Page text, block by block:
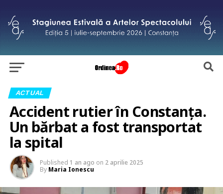
ACTUAL
Accident rutier în Constanța.
Un bărbat a fost transportat
la spital
Published 1 an ago on 2 aprilie 2025
By Maria Ionescu